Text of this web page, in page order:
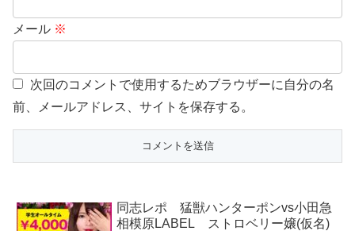
メール ※
次回のコメントで使用するためブラウザーに自分の名
前、メールアドレス、サイトを保存する。
同志レポ 猛獣ハンターポンvs小田急
相模原LABEL ストロベリー嬢(仮名)